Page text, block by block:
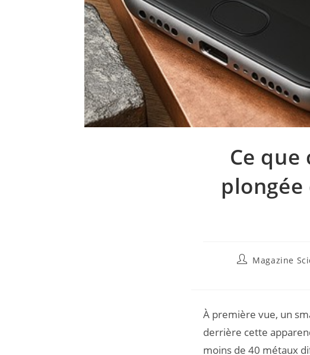
Ce
plongée
Magazine
À première vue, un
derrière cette
moins de 40 métaux